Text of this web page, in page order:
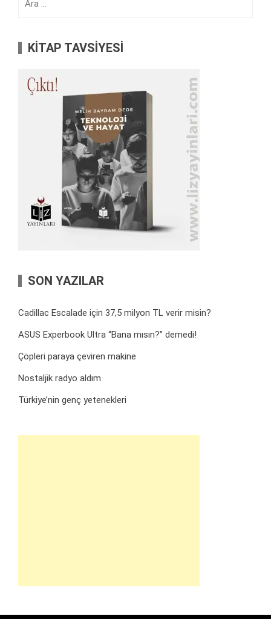
KİTAP TAVSİYESİ
SON YAZILAR
Cadillac Escalade için 37,5 milyon TL verir misin?
ASUS Experbook Ultra “Bana mısın?” demedi!
Çöpleri paraya çeviren makine
Nostaljik radyo aldım
Türkiye’nin genç yetenekleri